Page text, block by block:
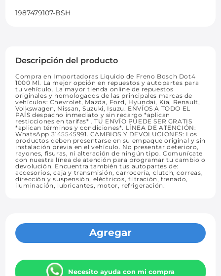
1987479107-BSH
Descripción del producto
Compra en Importadoras Liquido de Freno Bosch Dot4
1000 Ml. La mejor opción en repuestos y autopartes para
tu vehículo. La mayor tienda online de repuestos
originales y homologados de las principales marcas de
vehículos: Chevrolet, Mazda, Ford, Hyundai, Kia, Renault,
Volkswagen, Nissan, Suzuki, Isuzu. ENVÍOS A TODO EL
PAÍS despacho inmediato y sin recargo *aplican
resticciones en tarifas* . TU ENVÍO PUEDE SER GRATIS
*aplican términos y condiciones*. LÍNEA DE ATENCIÓN:
WhatsApp 3145545991. CAMBIOS Y DEVOLUCIONES: Los
productos deben presentarse en su empaque original y sin
instalación previa en el vehículo. No presentar deterioro,
rayones, fisuras, ni alteración de ningún tipo. Comunícate
con nuestra línea de atención para programar tu cambio o
devolución. Encuentra también tus autopartes de:
accesorios, caja y transmisión, carrocería, clutch, correas,
dirección y suspensión, eléctricos, filtración, frenado,
iluminación, lubricantes, motor, refrigeración.
Agregar
Necesito ayuda con mi compra